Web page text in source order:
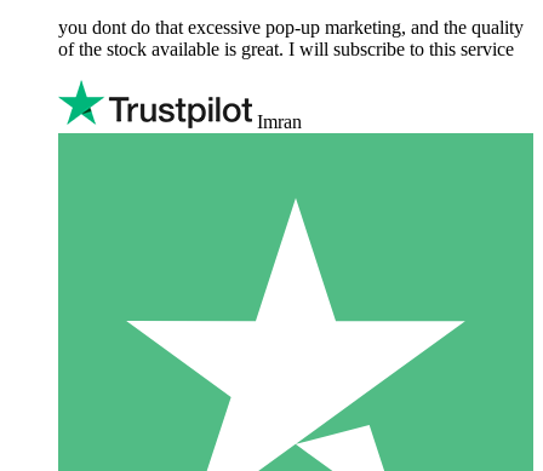
you dont do that excessive pop-up marketing, and the quality
of the stock available is great. I will subscribe to this service
Imran